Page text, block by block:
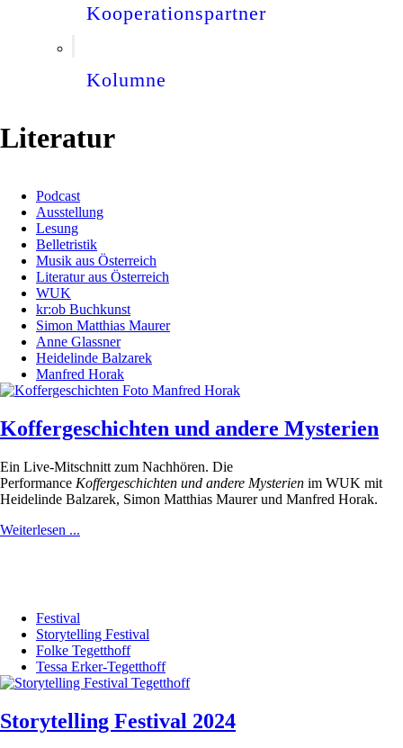
Kooperationspartner
Kolumne
Literatur
Podcast
Ausstellung
Lesung
Belletristik
Musik aus Österreich
Literatur aus Österreich
WUK
kr:ob Buchkunst
Simon Matthias Maurer
Anne Glassner
Heidelinde Balzarek
Manfred Horak
Koffergeschichten und andere Mysterien
Ein Live-Mitschnitt zum Nachhören. Die
Performance Koffergeschichten und andere Mysterien im WUK mit
Heidelinde Balzarek, Simon Matthias Maurer und Manfred Horak.
Weiterlesen ...
Festival
Storytelling Festival
Folke Tegetthoff
Tessa Erker-Tegetthoff
Storytelling Festival 2024